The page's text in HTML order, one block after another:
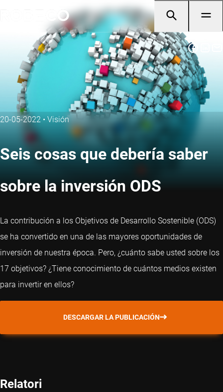
20-05-2022 • Visión
Seis cosas que debería saber
sobre la inversión ODS
La contribución a los Objetivos de Desarrollo Sostenible (ODS)
se ha convertido en una de las mayores oportunidades de
inversión de nuestra época. Pero, ¿cuánto sabe usted sobre los
17 objetivos? ¿Tiene conocimiento de cuántos medios existen
para invertir en ellos?
DESCARGAR LA PUBLICACIÓN
Relatori